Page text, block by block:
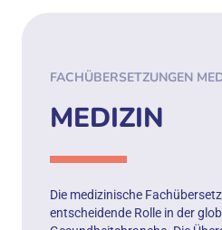
FACHÜBERSETZUNGEN
MEDIZIN
Die medizinische
entscheidende Rolle in der